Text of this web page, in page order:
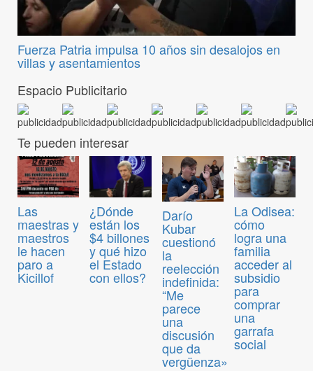
Fuerza Patria impulsa 10 años sin desalojos en
villas y asentamientos
Espacio Publicitario
Te pueden interesar
Las
maestras y
maestros
le hacen
paro a
Kicillof
¿Dónde
están los
$4 billones
y qué hizo
el Estado
con ellos?
Darío
Kubar
cuestionó
la
reelección
indefinida:
“Me
parece
una
discusión
que da
vergüenza»
La Odisea:
cómo
logra una
familia
acceder al
subsidio
para
comprar
una
garrafa
social